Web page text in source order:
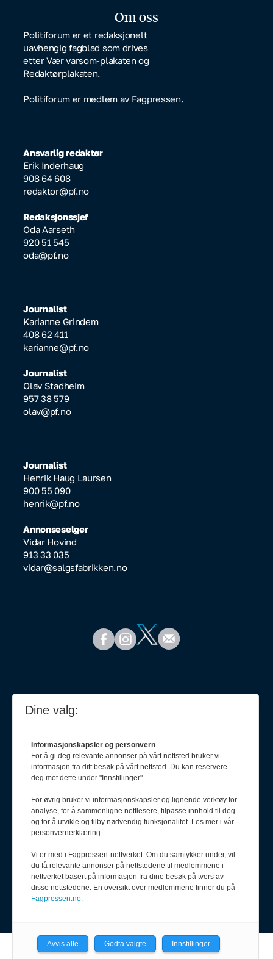
Om oss
Politiforum er et redaksjonelt
uavhengig fagblad som drives
etter Vær varsom-plakaten og
Redaktørplakaten.
Politiforum er medlem av Fagpressen.
Ansvarlig redaktør
Erik Inderhaug
908 64 608
redaktor@pf.no
Redaksjonssjef
Oda Aarseth
920 51 545
oda@pf.no
Journalist
Karianne Grindem
408 62 411
karianne@pf.no
Journalist
Olav Stadheim
957 38 579
olav@pf.no
Journalist
Henrik Haug Laursen
900 55 090
henrik@pf.no
Annonseselger
Vidar Hovind
913 33 035
vidar@salgsfabrikken.no
Meld deg på nyhetsbrev
Powered by Labrador CMS
Dine valg:
Informasjonskapsler og personvern
For å gi deg relevante annonser på vårt nettsted bruker vi
informasjon fra ditt besøk på vårt nettsted. Du kan reservere
deg mot dette under "Innstillinger".
For øvrig bruker vi informasjonskapsler og lignende verktøy for
analyse, for å sammenligne nettlesere, tilpasse innhold til deg
og for å utvikle og tilby nødvendig funksjonalitet. Les mer i vår
personvernerklæring.
Vi er med i Fagpressen-nettverket. Om du samtykker under, vil
du få relevante annonser på nettstedene til medlemmene i
nettverket basert på informasjon fra dine besøk på tvers av
disse nettstedene. En oversikt over medlemmene finner du på
Fagpressen.no.
Avvis alle Godta valgte Innstillinger